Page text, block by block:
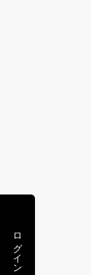
ログイン